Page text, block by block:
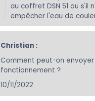
au coffret DSN 51 ou s'il
empêcher l'eau de
Christian :
Comment peut-on envoyer
fonctionnement ?
10/11/2022